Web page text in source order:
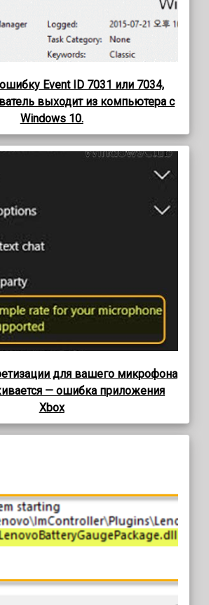
Event ID 7031 или 7034,
выходит из компьютера с
Windows 10.
для вашего микрофона
— ошибка приложения
Xbox